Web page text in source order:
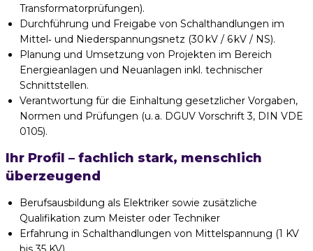
Transformatorprüfungen).
Durchführung und Freigabe von Schalthandlungen im
Mittel‑ und Niederspannungsnetz (30 kV / 6 kV / NS).
Planung und Umsetzung von Projekten im Bereich
Energieanlagen und Neuanlagen inkl. technischer
Schnittstellen.
Verantwortung für die Einhaltung gesetzlicher Vorgaben,
Normen und Prüfungen (u. a. DGUV Vorschrift 3, DIN VDE
0105).
Ihr Profil – fachlich stark, menschlich
überzeugend
Berufsausbildung als Elektriker sowie zusätzliche
Qualifikation zum Meister oder Techniker
Erfahrung in Schalthandlungen von Mittelspannung (1 KV